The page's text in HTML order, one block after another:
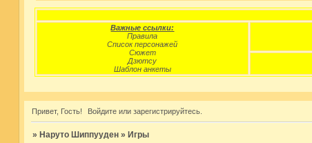
Важные ссылки:
Правила
Список персонажей
Сюжет
Дзютсу
Шаблон анкеты
Привет, Гость! Войдите илизарегистрируйтесь
» Наруто Шиппууден » Игры